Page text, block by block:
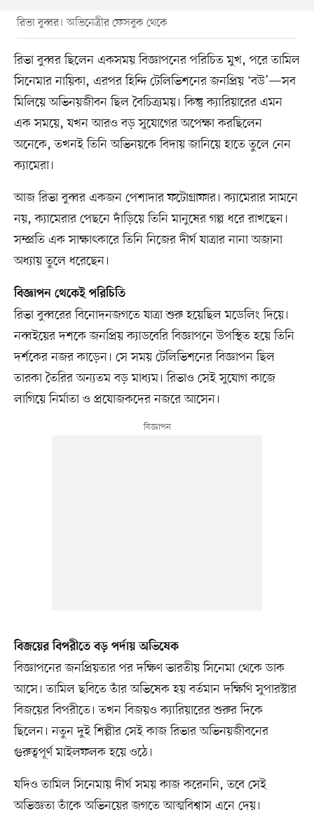
রিভা বুব্বর। অভিনেত্রীর ফেসবুক থেকে
রিভা বুব্বর ছিলেন একসময় বিজ্ঞাপনের পরিচিত মুখ, পরে তামিল
সিনেমার নায়িকা, এরপর হিন্দি টেলিভিশনের জনপ্রিয় ‘বউ’—সব
মিলিয়ে অভিনয়জীবন ছিল বৈচিত্র্যময়। কিন্তু ক্যারিয়ারের এমন
এক সময়ে, যখন আরও বড় সুযোগের অপেক্ষা করছিলেন
অনেকে, তখনই তিনি অভিনয়কে বিদায় জানিয়ে হাতে তুলে নেন
ক্যামেরা।
আজ রিভা বুব্বর একজন পেশাদার ফটোগ্রাফার। ক্যামেরার সামনে
নয়, ক্যামেরার পেছনে দাঁড়িয়ে তিনি মানুষের গল্প ধরে রাখছেন।
সম্প্রতি এক সাক্ষাৎকারে তিনি নিজের দীর্ঘ যাত্রার নানা অজানা
অধ্যায় তুলে ধরেছেন।
বিজ্ঞাপন থেকেই পরিচিতি
রিভা বুব্বরের বিনোদনজগতে যাত্রা শুরু হয়েছিল মডেলিং দিয়ে।
নব্বইয়ের দশকে জনপ্রিয় ক্যাডবেরি বিজ্ঞাপনে উপস্থিত হয়ে তিনি
দর্শকের নজর কাড়েন। সে সময় টেলিভিশনের বিজ্ঞাপন ছিল
তারকা তৈরির অন্যতম বড় মাধ্যম। রিভাও সেই সুযোগ কাজে
লাগিয়ে নির্মাতা ও প্রযোজকদের নজরে আসেন।
বিজয়ের বিপরীতে বড় পর্দায় অভিষেক
বিজ্ঞাপনের জনপ্রিয়তার পর দক্ষিণ ভারতীয় সিনেমা থেকে ডাক
আসে। তামিল ছবিতে তাঁর অভিষেক হয় বর্তমান দক্ষিণি সুপারস্টার
বিজয়ের বিপরীতে। তখন বিজয়ও ক্যারিয়ারের শুরুর দিকে
ছিলেন। নতুন দুই শিল্পীর সেই কাজ রিভার অভিনয়জীবনের
গুরুত্বপূর্ণ মাইলফলক হয়ে ওঠে।
যদিও তামিল সিনেমায় দীর্ঘ সময় কাজ করেননি, তবে সেই
অভিজ্ঞতা তাঁকে অভিনয়ের জগতে আত্মবিশ্বাস এনে দেয়।